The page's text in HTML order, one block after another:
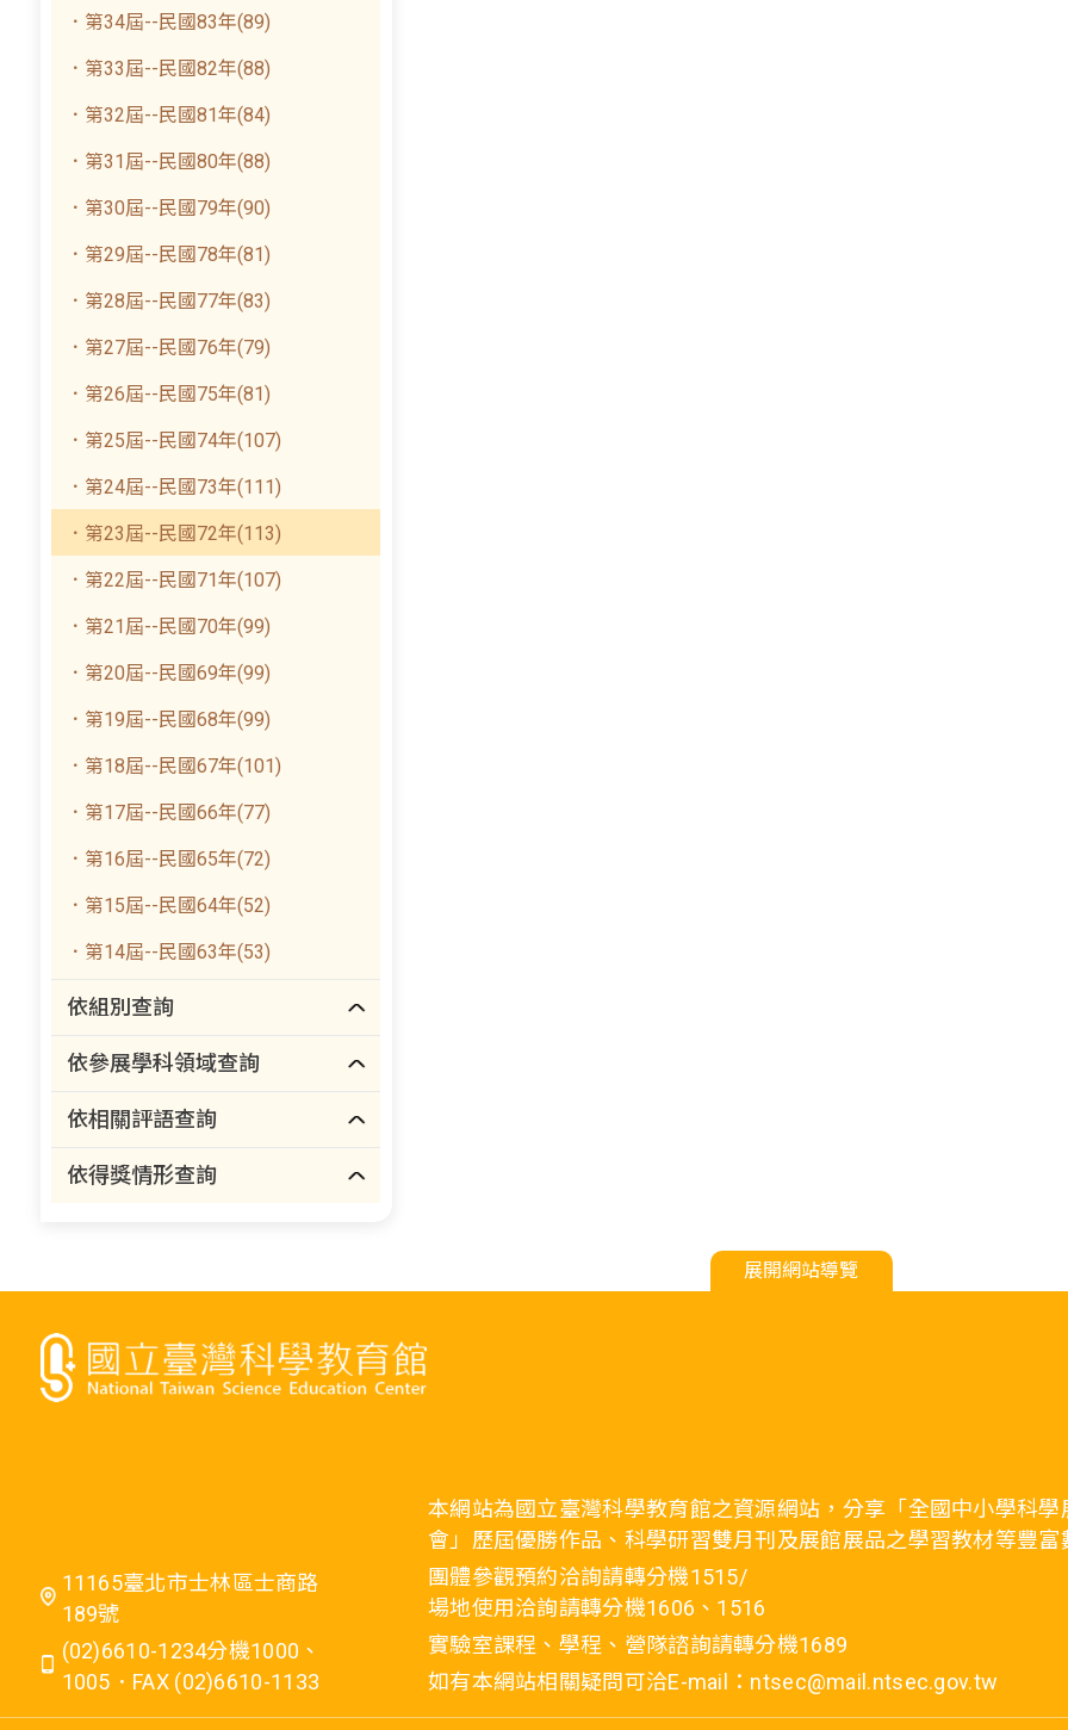
．第34屆--民國83年(89)
．第33屆--民國82年(88)
．第32屆--民國81年(84)
．第31屆--民國80年(88)
．第30屆--民國79年(90)
．第29屆--民國78年(81)
．第28屆--民國77年(83)
．第27屆--民國76年(79)
．第26屆--民國75年(81)
．第25屆--民國74年(107)
．第24屆--民國73年(111)
．第23屆--民國72年(113)
．第22屆--民國71年(107)
．第21屆--民國70年(99)
．第20屆--民國69年(99)
．第19屆--民國68年(99)
．第18屆--民國67年(101)
．第17屆--民國66年(77)
．第16屆--民國65年(72)
．第15屆--民國64年(52)
．第14屆--民國63年(53)
依組別查詢
依參展學科領域查詢
依相關評語查詢
依得獎情形查詢
展開網站導覽
11165臺北市士林區士商路
189號
(02)6610-1234分機1000、
1005．FAX (02)6610-1133
本網站為國立臺灣科學教育館之資源網站，分享「全國中小學科
會」歷屆優勝作品、科學研習雙月刊及展館展品之學習教材等豐富
團體參觀預約洽詢請轉分機1515/
場地使用洽詢請轉分機1606、1516
實驗室課程、學程、營隊諮詢請轉分機1689
如有本網站相關疑問可洽E-mail：ntsec@mail.ntsec.gov.tw